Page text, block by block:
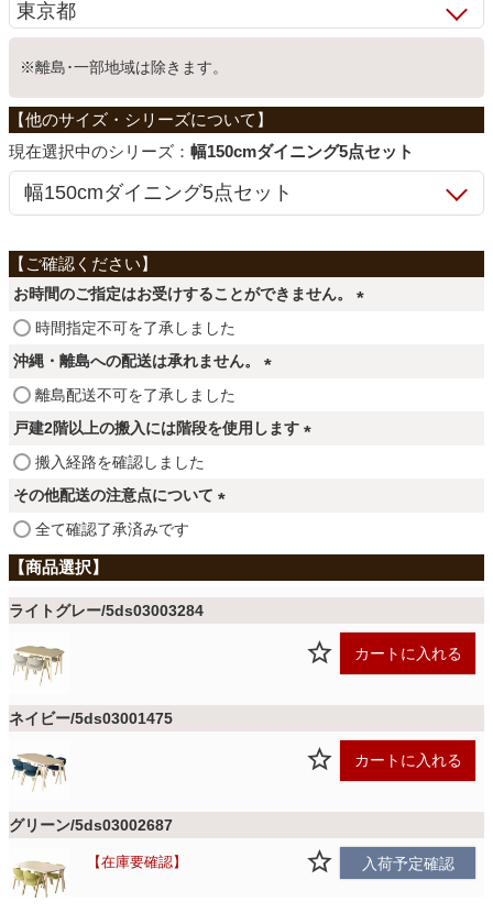
学習机
ホームオフィス
こたつ
寝具
ファブリック
カーテン
ラグ
マット
生活用品
キッチン用品
※離島･一部地域は除きます。
シリーズ： 幅150cmダイニング5点セット
お時間のご指定はお受けすることができません。
時間指定不可を了承しました
沖縄・離島への配送は承れません。
必
離島配送不可を了承しました
戸建2階以上の搬入には階段を使用します
搬入経路を確認しました
その他配送の注意点について
必
須
)
全て確認了承済みです
ライトグレー/5ds03003284
カートに入れる
ネイビー/5ds03001475
カートに入れる
グリーン/5ds03002687
在庫要確認 入荷予定確認